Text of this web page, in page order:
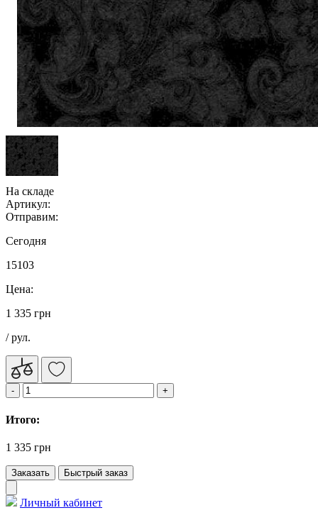
На складе
Артикул:
Отправим:
Сегодня
15103
Цена:
1 335 грн
/ рул.
Итого:
1 335 грн
Заказать Быстрый заказ
Личный кабинет